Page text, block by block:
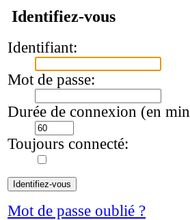
Identifiez-vous
Identifiant:
Mot de passe:
Durée de connexion (en
Toujours connecté:
Mot de passe oublié ?